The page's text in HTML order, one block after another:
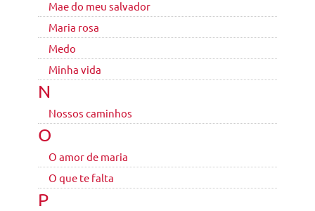
Mae do meu salvador
Maria rosa
Medo
Minha vida
N
Nossos caminhos
O
O amor de maria
O que te falta
P